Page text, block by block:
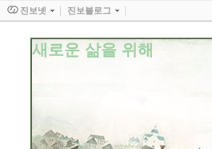
새로운 삶을 위해
진보넷 진보블로그